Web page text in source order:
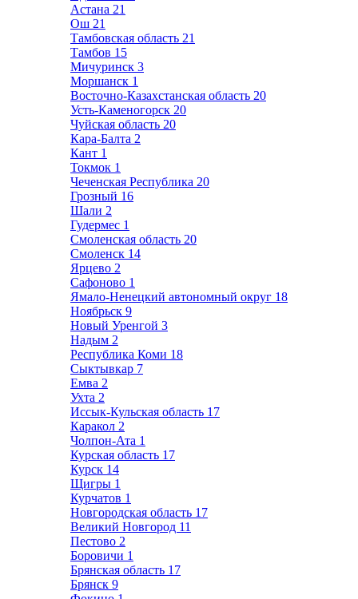
Астана 21
Ош 21
Тамбовская область 21
Тамбов 15
Мичуринск 3
Моршанск 1
Восточно-Казахстанская область 20
Усть-Каменогорск 20
Чуйская область 20
Кара-Балта 2
Кант 1
Токмок 1
Чеченская Республика 20
Грозный 16
Шали 2
Гудермес 1
Смоленская область 20
Смоленск 14
Ярцево 2
Сафоново 1
Ямало-Ненецкий автономный округ 18
Ноябрьск 9
Новый Уренгой 3
Надым 2
Республика Коми 18
Сыктывкар 7
Емва 2
Ухта 2
Иссык-Кульская область 17
Каракол 2
Чолпон-Ата 1
Курская область 17
Курск 14
Щигры 1
Курчатов 1
Новгородская область 17
Великий Новгород 11
Пестово 2
Боровичи 1
Брянская область 17
Брянск 9